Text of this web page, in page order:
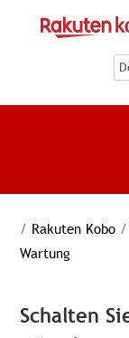
/ Rakuten Kobo /
Wartung
Schalten